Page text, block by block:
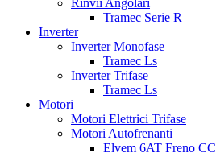
Rinvii Angolari
Tramec Serie R
Inverter
Inverter Monofase
Tramec Ls
Inverter Trifase
Tramec Ls
Motori
Motori Elettrici Trifase
Motori Autofrenanti
Elvem 6AT Freno CC